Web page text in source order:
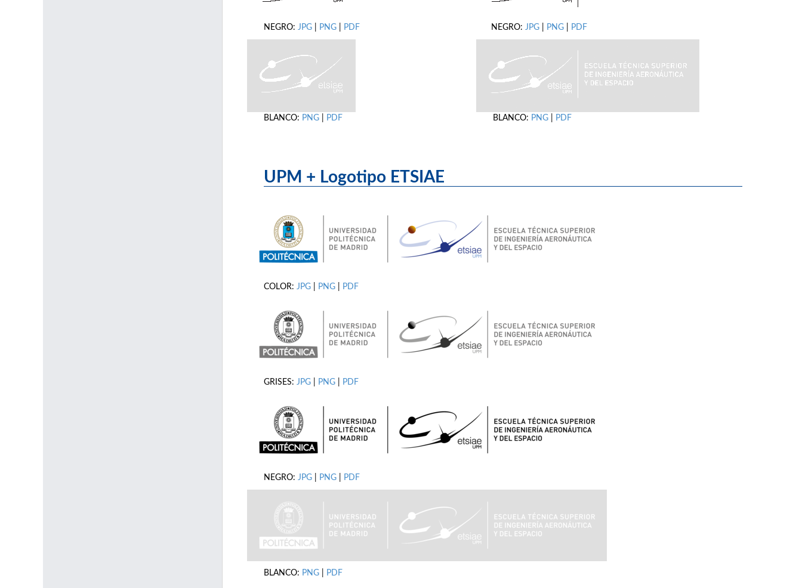
NEGRO: JPG PNG PDF NEGRO: JPG PNG PDF
BLANCO: PNG PDF BLANCO: PNG PDF
UPM + Logotipo ETSIAE
COLOR: JPG PNG PDF
GRISES: JPG PNG PDF
NEGRO: JPG PNG PDF
BLANCO: PNG PDF